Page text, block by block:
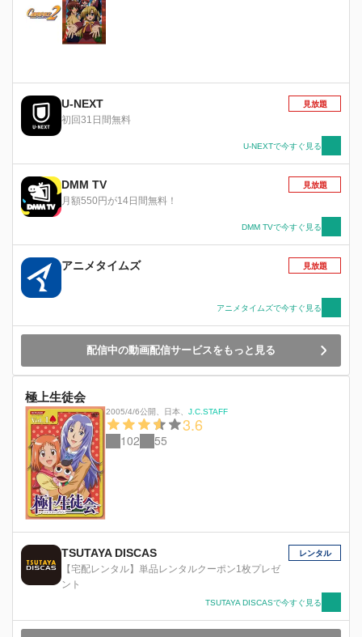
U-NEXT
初回31日間無料
見放題
U-NEXTで今すぐ見る
DMM TV
月額550円が14日間無料！
見放題
DMM TVで今すぐ見る
アニメタイムズ 見放題
アニメタイムズで今すぐ見る
配信中の動画配信サービスをもっと見る
極上生徒会
2005/4/6公開 日本 J.C.STAFF
3.6
102 55
TSUTAYA DISCAS
【宅配レンタル】単品レンタルクーポン1枚プレゼ
ント
レンタル
TSUTAYA DISCASで今すぐ見る